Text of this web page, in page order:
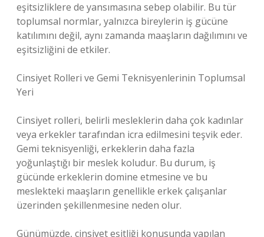
eşitsizliklere de yansımasına sebep olabilir. Bu tür
toplumsal normlar, yalnızca bireylerin iş gücüne
katılımını değil, aynı zamanda maaşların dağılımını ve
eşitsizliğini de etkiler.
Cinsiyet Rolleri ve Gemi Teknisyenlerinin Toplumsal
Yeri
Cinsiyet rolleri, belirli mesleklerin daha çok kadınlar
veya erkekler tarafından icra edilmesini teşvik eder.
Gemi teknisyenliği, erkeklerin daha fazla
yoğunlaştığı bir meslek koludur. Bu durum, iş
gücünde erkeklerin domine etmesine ve bu
meslekteki maaşların genellikle erkek çalışanlar
üzerinden şekillenmesine neden olur.
Günümüzde, cinsiyet eşitliği konusunda yapılan